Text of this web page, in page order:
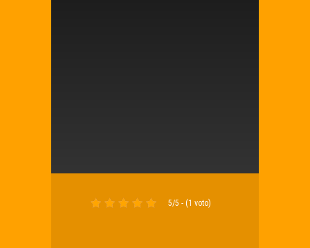
5/5 - (1 voto)